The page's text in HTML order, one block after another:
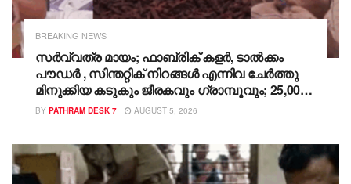
BREAKING NEWS
സർവ്വത്ര മായം; ഫാബ്രിക് കളർ, ടാൽക്കം
പൗഡർ , സിന്തറ്റിക് നിറങ്ങൾ എന്നിവ ചേർത്തു
മിനുക്കിയ കടുകും ജീരകവും ​ഗ്രാമ്പൂവും; 25,000
കിലോയിലേറെ മായംകലർന്ന
BY PATHRAM DESK 7 AUGUST 5, 2026